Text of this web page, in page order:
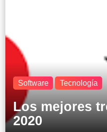
Software Tecnología
Los mejores
2020